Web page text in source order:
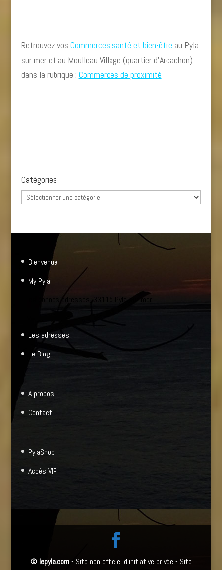
Retrouvez vos Commerces santé et bien-être au Pyla
sur mer et au Moulleau Village (quartier d’Arcachon)
dans la rubrique : Commerces de proximité
Catégories
Catégories
Bienvenue
My Pyla
Les bonnes adresses, 33115 Pyla sur mer
Les adresses
Le Blog
A propos
Contact
PylaShop
Accès VIP
© lepyla.com- Site non officiel d'initiative privée - Site